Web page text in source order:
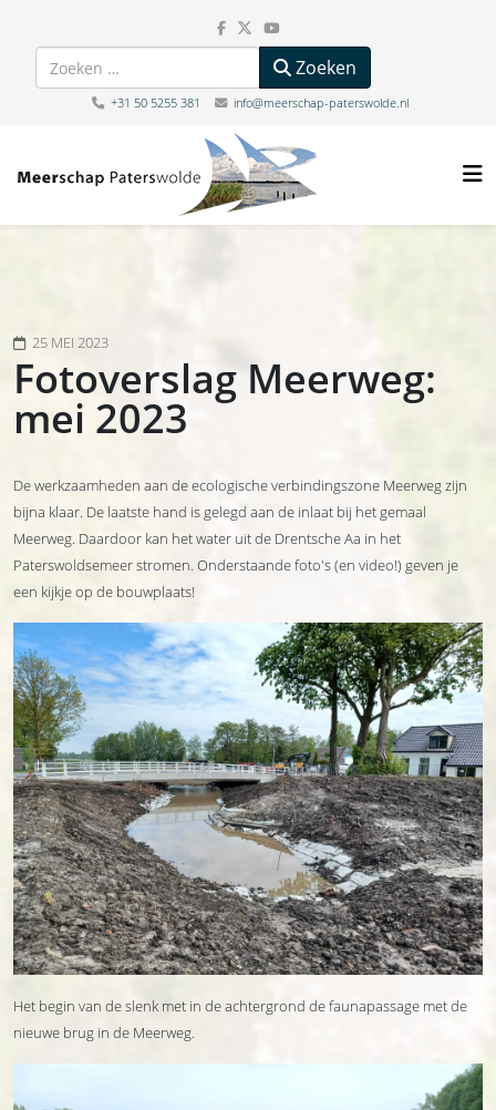
Zoeken Zoeken
+31 50 5255 381 info@meerschap-paterswolde.nl
25 MEI 2023
Fotoverslag Meerweg:
mei 2023
De werkzaamheden aan de ecologische verbindingszone Meerweg zijn
bijna klaar. De laatste hand is gelegd aan de inlaat bij het gemaal
Meerweg. Daardoor kan het water uit de Drentsche Aa in het
Paterswoldsemeer stromen. Onderstaande foto's (en video!) geven je
een kijkje op de bouwplaats!
Het begin van de slenk met in de achtergrond de faunapassage met de
nieuwe brug in de Meerweg.